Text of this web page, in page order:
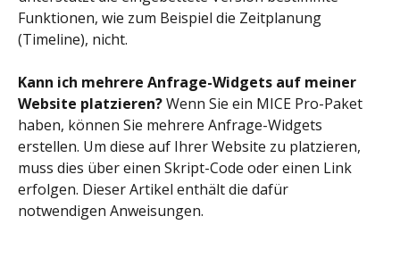
Funktionen, wie zum Beispiel die Zeitplanung
(Timeline), nicht.
Kann ich mehrere Anfrage-Widgets auf meiner
Website platzieren? Wenn Sie ein MICE Pro-Paket
haben, können Sie mehrere Anfrage-Widgets
erstellen. Um diese auf Ihrer Website zu platzieren,
muss dies über einen Skript-Code oder einen Link
erfolgen. Dieser Artikel enthält die dafür
notwendigen Anweisungen.